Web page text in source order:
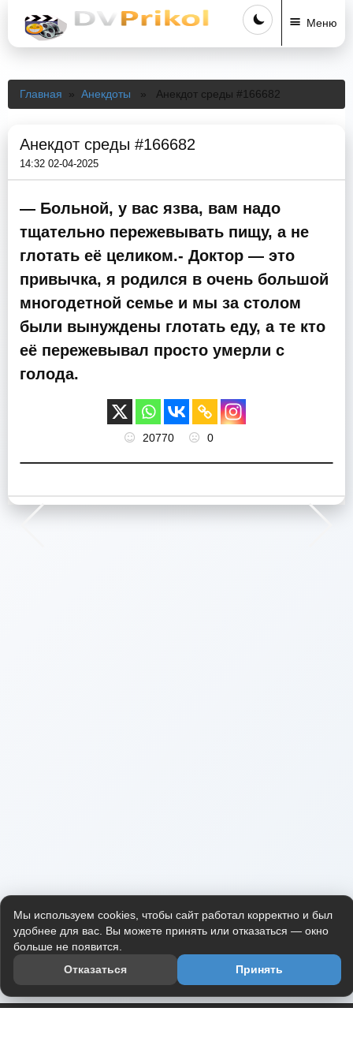
Меню
Главная » Анекдоты » Анекдот среды #166682
Анекдот среды #166682
14:32 02-04-2025
— Больной, у вас язва, вам надо
тщательно пережевывать пищу, а не
глотать её целиком.- Доктор — это
привычка, я родился в очень большой
многодетной семье и мы за столом
были вынуждены глотать еду, а те кто
её пережевывал просто умерли с
голода.
20770 0
Мы используем cookies, чтобы сайт работал корректно и был
удобнее для вас. Вы можете принять или отказаться — окно
больше не появится.
Отказаться
Принять